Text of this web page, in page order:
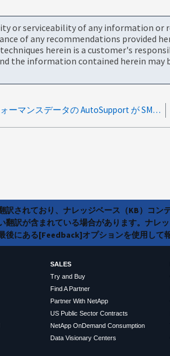
or serviceability of any information
of any recommendations provided
herein is a customer's
information contained herein may
週次およびパフォーマンスデータの AutoSupport が SMTP 経由で NetApp ポータルに届かない
されており、ナレッジベース（KB）コ
訳が含まれている場合があります。ナレ
にある[Feedback]オプションを使用して
SALES
Try and Buy
Find A Partner
Partner With NetApp
US Public Sector Contracts
NetApp OnDemand Consumption
Data Visionary Centers